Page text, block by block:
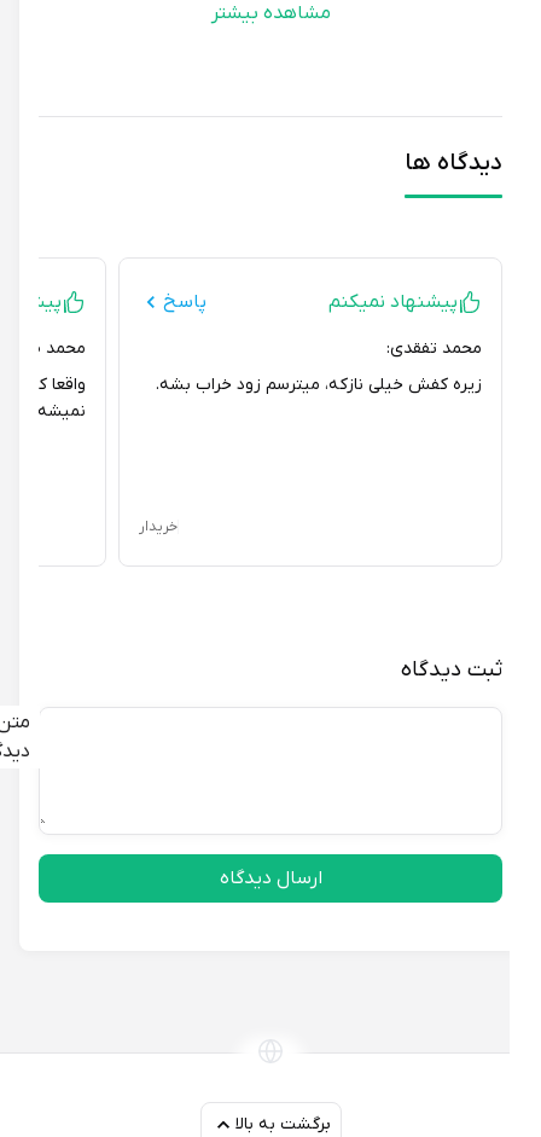
مشاهده بیشتر
دیدگاه ها
ثبت دیدگاه
متن
دیدگاه
ارسال دیدگاه
پیشنهاد نمیکنم پاسخ
محمد تفقدی:
زیره کفش خیلی نازکه، میترسم زود خراب بشه.
خریدار
پیشنهاد
محمد صالح
واقعا کفش
نمیشه.
برگشت به بالا